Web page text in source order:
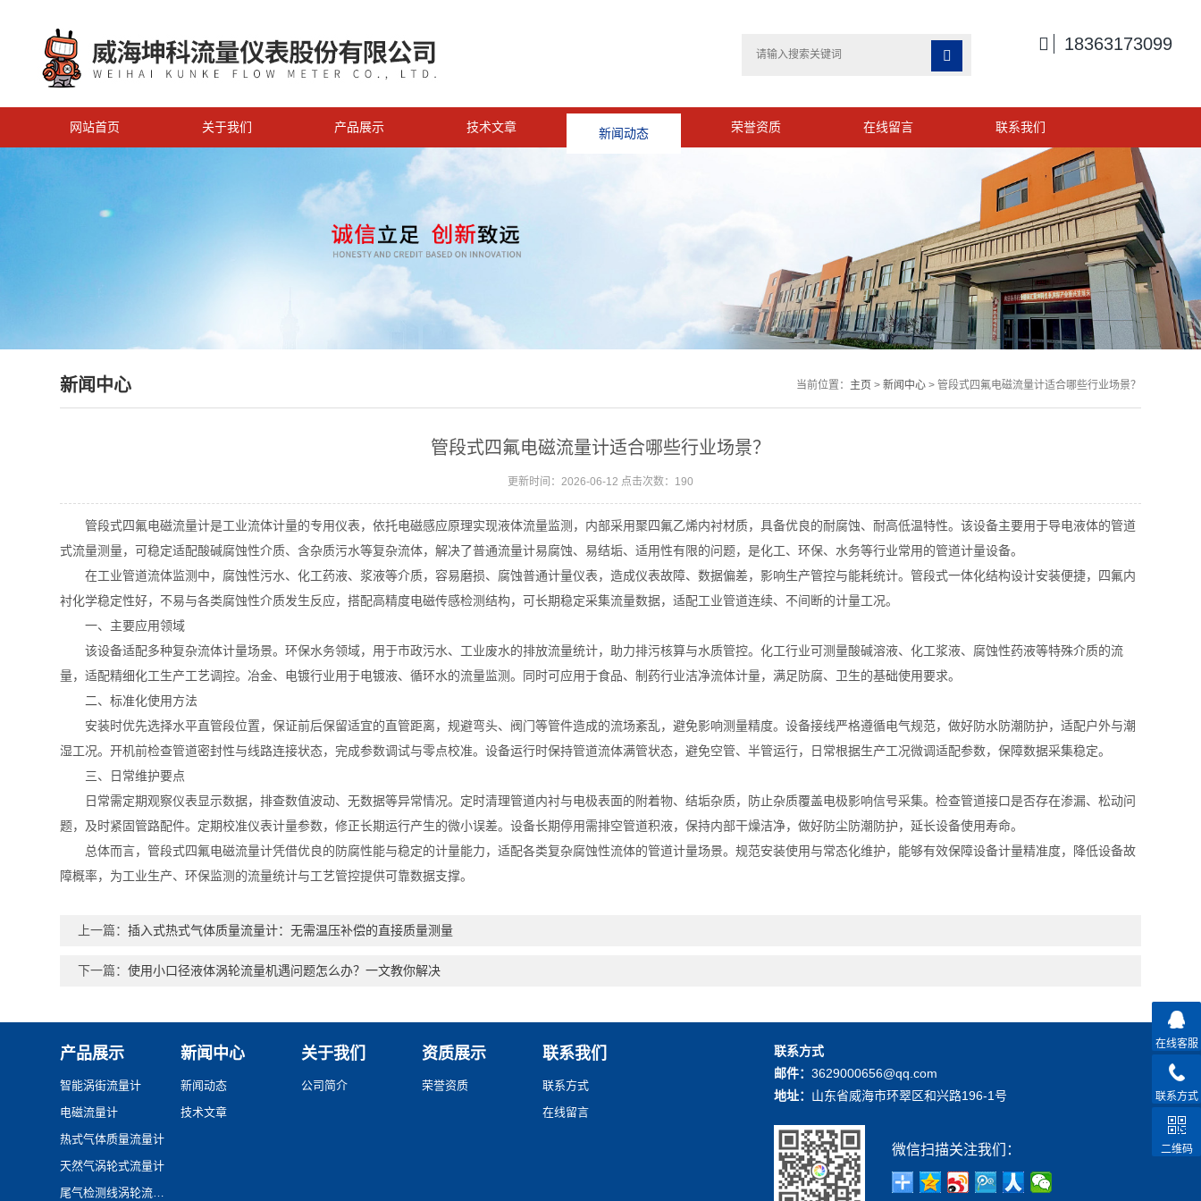

 18363173099
网站首页 关于我们 产品展示 技术文章 新闻动态 荣誉资质 在线留言 联系我们
新闻中心 当前位置： 主页 > 新闻中心> 管段式四氟电磁流量计适合哪些行业场景？
管段式四氟电磁流量计适合哪些行业场景？
更新时间：2026-06-12 点击次数：190
管段式四氟电磁流量计是工业流体计量的专用仪表，依托电磁感应原理实现液体流量监测，内部采用聚四氟乙烯内衬材质，具备优良的耐腐蚀、耐高低温特性。该设备主要用于导电液体的管道
式流量测量，可稳定适配酸碱腐蚀性介质、含杂质污水等复杂流体，解决了普通流量计易腐蚀、易结垢、适用性有限的问题，是化工、环保、水务等行业常用的管道计量设备。
在工业管道流体监测中，腐蚀性污水、化工药液、浆液等介质，容易磨损、腐蚀普通计量仪表，造成仪表故障、数据偏差，影响生产管控与能耗统计。管段式一体化结构设计安装便捷，四氟内
衬化学稳定性好，不易与各类腐蚀性介质发生反应，搭配高精度电磁传感检测结构，可长期稳定采集流量数据，适配工业管道连续、不间断的计量工况。
一、主要应用领域
该设备适配多种复杂流体计量场景。环保水务领域，用于市政污水、工业废水的排放流量统计，助力排污核算与水质管控。化工行业可测量酸碱溶液、化工浆液、腐蚀性药液等特殊介质的流
量，适配精细化工生产工艺调控。冶金、电镀行业用于电镀液、循环水的流量监测。同时可应用于食品、制药行业洁净流体计量，满足防腐、卫生的基础使用要求。
二、标准化使用方法
安装时优先选择水平直管段位置，保证前后保留适宜的直管距离，规避弯头、阀门等管件造成的流场紊乱，避免影响测量精度。设备接线严格遵循电气规范，做好防水防潮防护，适配户外与潮
湿工况。开机前检查管道密封性与线路连接状态，完成参数调试与零点校准。设备运行时保持管道流体满管状态，避免空管、半管运行，日常根据生产工况微调适配参数，保障数据采集稳定。
三、日常维护要点
日常需定期观察仪表显示数据，排查数值波动、无数据等异常情况。定时清理管道内衬与电极表面的附着物、结垢杂质，防止杂质覆盖电极影响信号采集。检查管道接口是否存在渗漏、松动问
题，及时紧固管路配件。定期校准仪表计量参数，修正长期运行产生的微小误差。设备长期停用需排空管道积液，保持内部干燥洁净，做好防尘防潮防护，延长设备使用寿命。
总体而言，管段式四氟电磁流量计凭借优良的防腐性能与稳定的计量能力，适配各类复杂腐蚀性流体的管道计量场景。规范安装使用与常态化维护，能够有效保障设备计量精准度，降低设备故
障概率，为工业生产、环保监测的流量统计与工艺管控提供可靠数据支撑。
上一篇：插入式热式气体质量流量计：无需温压补偿的直接质量测量
下一篇：使用小口径液体涡轮流量机遇问题怎么办？一文教你解决
产品展示
智能涡街流量计
电磁流量计
热式气体质量流量计
天然气涡轮式流量计
尾气检测线涡轮流量计
新闻中心
新闻动态
技术文章
关于我们
公司简介
资质展示
荣誉资质
联系我们
联系方式
在线留言
联系方式
邮件： 3629000656@qq.com
地址： 山东省威海市环翠区和兴路196-1号
微信扫描关注我们：
在线客服
联系方式
二维码